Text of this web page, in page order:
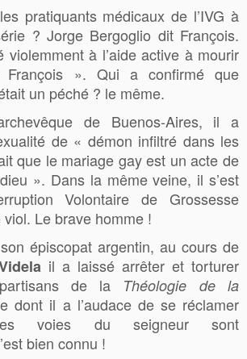
pratiquants médicaux de l’IVG à
? Jorge Bergoglio dit François.
violemment à l’aide active à mourir
». Qui a confirmé que
un péché ? le même.
de Buenos-Aires, il a
de « démon infiltré dans les
que le mariage gay est un acte de
». Dans la même veine, il s’est
Volontaire de Grossesse
Le brave homme !
épiscopat argentin, au cours de
il a laissé arrêter et torturer
de la Théologie de la
dont il a l’audace de se réclamer
Les voies du seigneur sont
bien connu !